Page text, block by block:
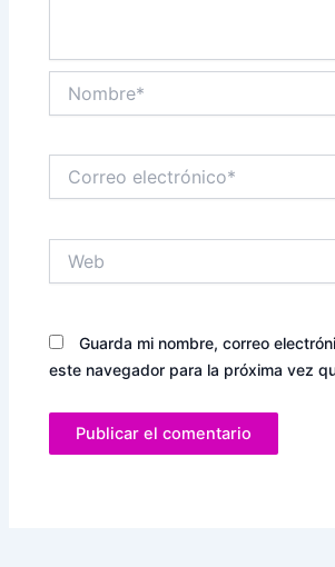
electrónico*
Guarda mi nombre, correo
este navegador para la próxima vez